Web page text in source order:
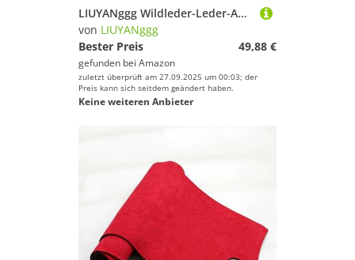
LIUYANggg Wildleder-Leder-Auto-Armaturenbrett-Matte, Armaturenbrett-Pad-Teppich, passend für VW Golf 7 MK7 2013 2014–2019 Zubehör
von LIUYANggg
Bester Preis
49,88 €
gefunden bei Amazon
zuletzt überprüft am 27.09.2025 um 00:03; der
Preis kann sich seitdem geändert haben.
Keine weiteren Anbieter